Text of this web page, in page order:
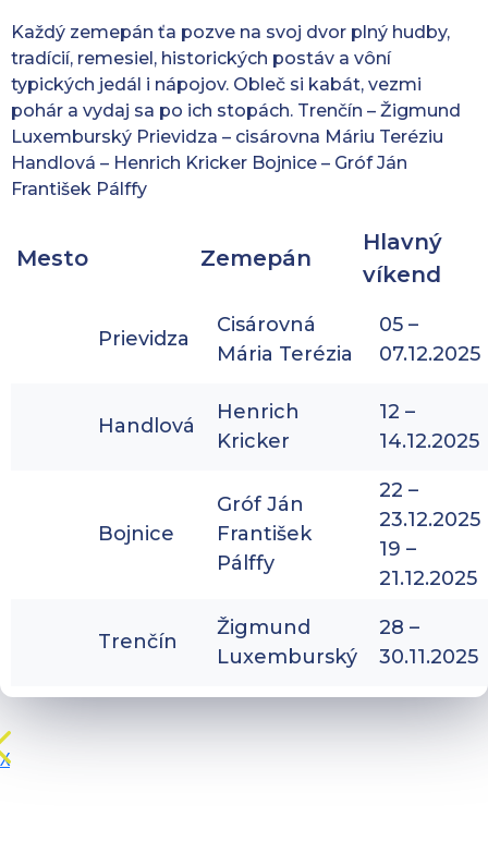
Každý zemepán ťa pozve na svoj dvor plný hudby,
tradícií, remesiel, historických postáv a vôní
typických jedál i nápojov. Obleč si kabát, vezmi
pohár a vydaj sa po ich stopách. Trenčín – Žigmund
Luxemburský Prievidza – cisárovna Máriu Teréziu
Handlová – Henrich Kricker Bojnice – Gróf Ján
František Pálffy
Mesto Zemepán
Hlavný
víkend
Prievidza
Cisárovná
Mária Terézia
05 –
07.12.2025
Handlová
Henrich
Kricker
12 –
14.12.2025
Bojnice
Gróf Ján
František
Pálffy
22 –
23.12.2025
19 –
21.12.2025
Trenčín
Žigmund
Luxemburský
28 –
30.11.2025
X